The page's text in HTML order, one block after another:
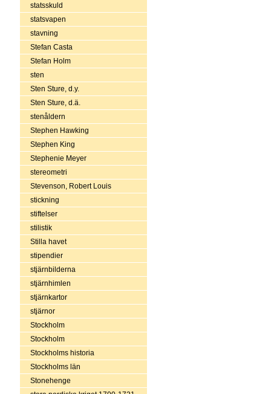
statsskuld
statsvapen
stavning
Stefan Casta
Stefan Holm
sten
Sten Sture, d.y.
Sten Sture, d.ä.
stenåldern
Stephen Hawking
Stephen King
Stephenie Meyer
stereometri
Stevenson, Robert Louis
stickning
stiftelser
stilistik
Stilla havet
stipendier
stjärnbilderna
stjärnhimlen
stjärnkartor
stjärnor
Stockholm
Stockholm
Stockholms historia
Stockholms län
Stonehenge